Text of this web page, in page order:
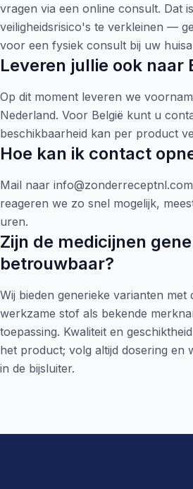
vragen via een online consult. Dat
veiligheidsrisico's te verkleinen —
voor een fysiek consult bij uw
Leveren jullie ook naar
Op dit moment leveren we
Nederland. Voor België kunt u
beschikbaarheid kan per product
Hoe kan ik contact
Mail naar
reageren we zo snel mogelijk,
uren.
Zijn de medicijnen
betrouwbaar?
Wij bieden generieke varianten met
werkzame stof als bekende
toepassing. Kwaliteit en
het product; volg altijd dosering en
in de bijsluiter.